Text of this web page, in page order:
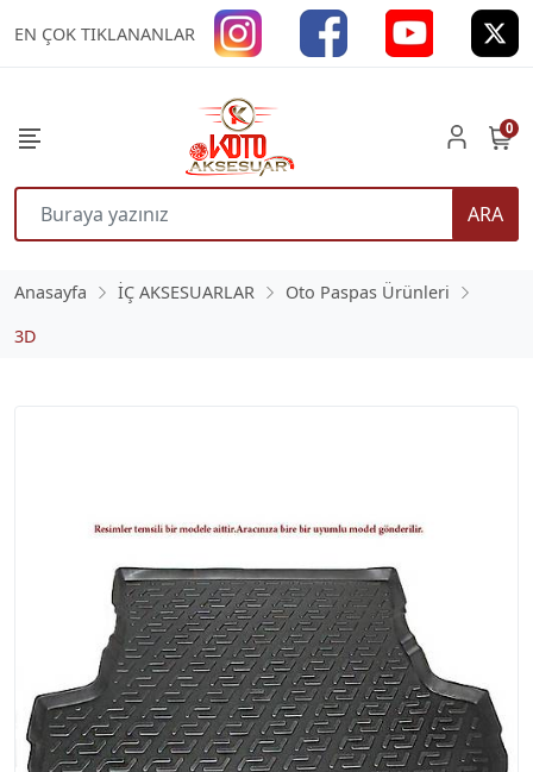
EN ÇOK TIKLANANLAR
ARA
0
Anasayfa İÇ AKSESUARLAR
Oto Paspas Ürünleri
3D